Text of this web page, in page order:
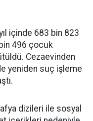
içinde 683 bin 823
496 çocuk
Cezaevinden
yeniden suç işleme
dizileri ile sosyal